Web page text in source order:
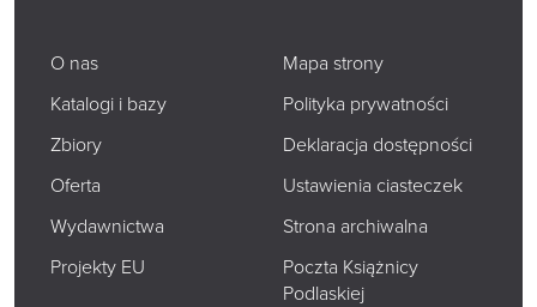
O nas
Katalogi i bazy
Zbiory
Oferta
Wydawnictwa
Projekty EU
Mapa strony
Polityka prywatności
Deklaracja dostępności
Ustawienia ciasteczek
Strona archiwalna
Poczta Książnicy
Podlaskiej